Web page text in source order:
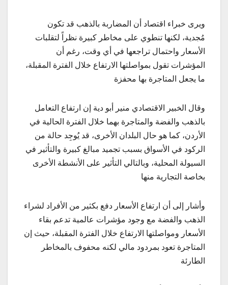
ويرى خبراء اقتصاد أن المضاربة بالذهب قد تكون
مُجدية، لكنها تنطوي على مخاطر كبيرة نظراً لتقلبات
الأسعار واحتمال تراجعها في أي وقت، رغم أن
المؤشرات تقول بمواصلتها الارتفاع خلال الفترة المقبلة،
ما يجعل المتاجرة بها محفزة
وقال الخبير الاقتصادي منير أبو دية إن ارتفاع التعامل
بالذهب والفضة والمتاجرة بهما خلال الفترة الحالية في
الأردن، كما هو حال البلدان الأخرى، قد يُوجِد حالة من
الركود في الأسواق بسبب تجميد مبالغ كبيرة والتأثير في
السيولة المحلية، وبالتالي التأثير على الأنشطة الأخرى
بخاصة التجارية منها
وأشار إلى أن ارتفاع الأسعار دفع بكثير من الأفراد لشراء
الذهب والفضة مع وجود مؤشرات عالمية تدعم بقاء
الأسعار ومواصلتها الارتفاع خلال الفترة المقبلة، حيث إن
المتاجرة تعود بمردود مالي لكنه محفوف بالمخاطر
الطارئة